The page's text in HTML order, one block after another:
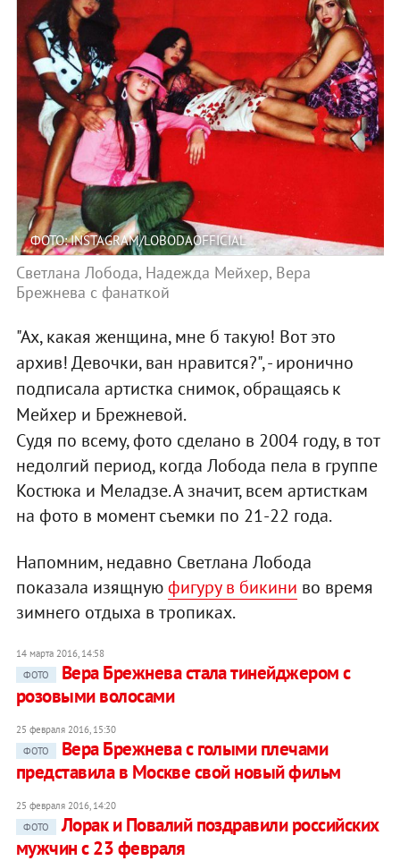
ФОТО: INSTAGRAM/LOBODAOFFICIAL
Светлана Лобода, Надежда Мейхер, Вера
Брежнева с фанаткой
"Ах, какая женщина, мне б такую! Вот это
архив! Девочки, ван нравится?", - иронично
подписала артистка снимок, обращаясь к
Мейхер и Брежневой.
Судя по всему, фото сделано в 2004 году, в тот
недолгий период, когда Лобода пела в группе
Костюка и Меладзе. А значит, всем артисткам
на фото в момент съемки по 21-22 года.
Напомним, недавно Светлана Лобода
показала изящнуюфигуру в бикини во время
зимнего отдыха в тропиках.
14 марта 2016, 14:58
ФОТО
Вера Брежнева стала тинейджером с
розовыми волосами
25 февраля 2016, 15:30
ФОТО
Вера Брежнева с голыми плечами
представила в Москве свой новый фильм
25 февраля 2016, 14:20
ФОТО
Лорак и Повалий поздравили российских
мужчин с 23 февраля